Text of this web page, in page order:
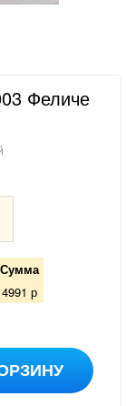
Феличе
Сумма
4991 р